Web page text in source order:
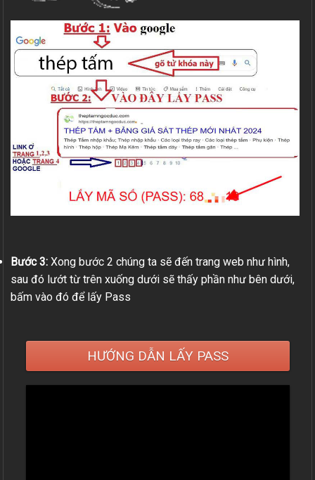
Bước 3: Xong bước 2 chúng ta sẽ đến trang web như hình,
sau đó lướt từ trên xuống dưới sẽ thấy phần như bên dưới,
bấm vào đó để lấy Pass
HƯỚNG DẪN LẤY PASS